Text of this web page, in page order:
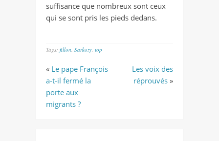
suffisance que nombreux sont ceux
qui se sont pris les pieds dedans.
Tags: fillon Sarkozy top
« Le pape François
a-t-il fermé la
porte aux
migrants ?
Les voix des
réprouvés »